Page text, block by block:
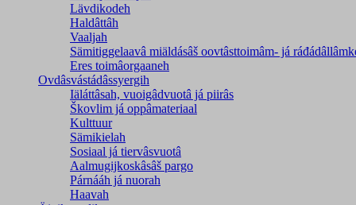
Lävdikodeh
Haldâttâh
Vaaljah
Sämitiggelaavâ miäldásâš oovtâsttoimâm- já
Eres toimâorgaaneh
Ovdâsvástádâssyergih
Iäláttâsah, vuoigâdvuotâ já piirâs
Škovlim já oppâmateriaal
Kulttuur
Sämikielah
Sosiaal já tiervâsvuotâ
Aalmugijkoskâsâš pargo
Párnááh já nuorah
Haavah